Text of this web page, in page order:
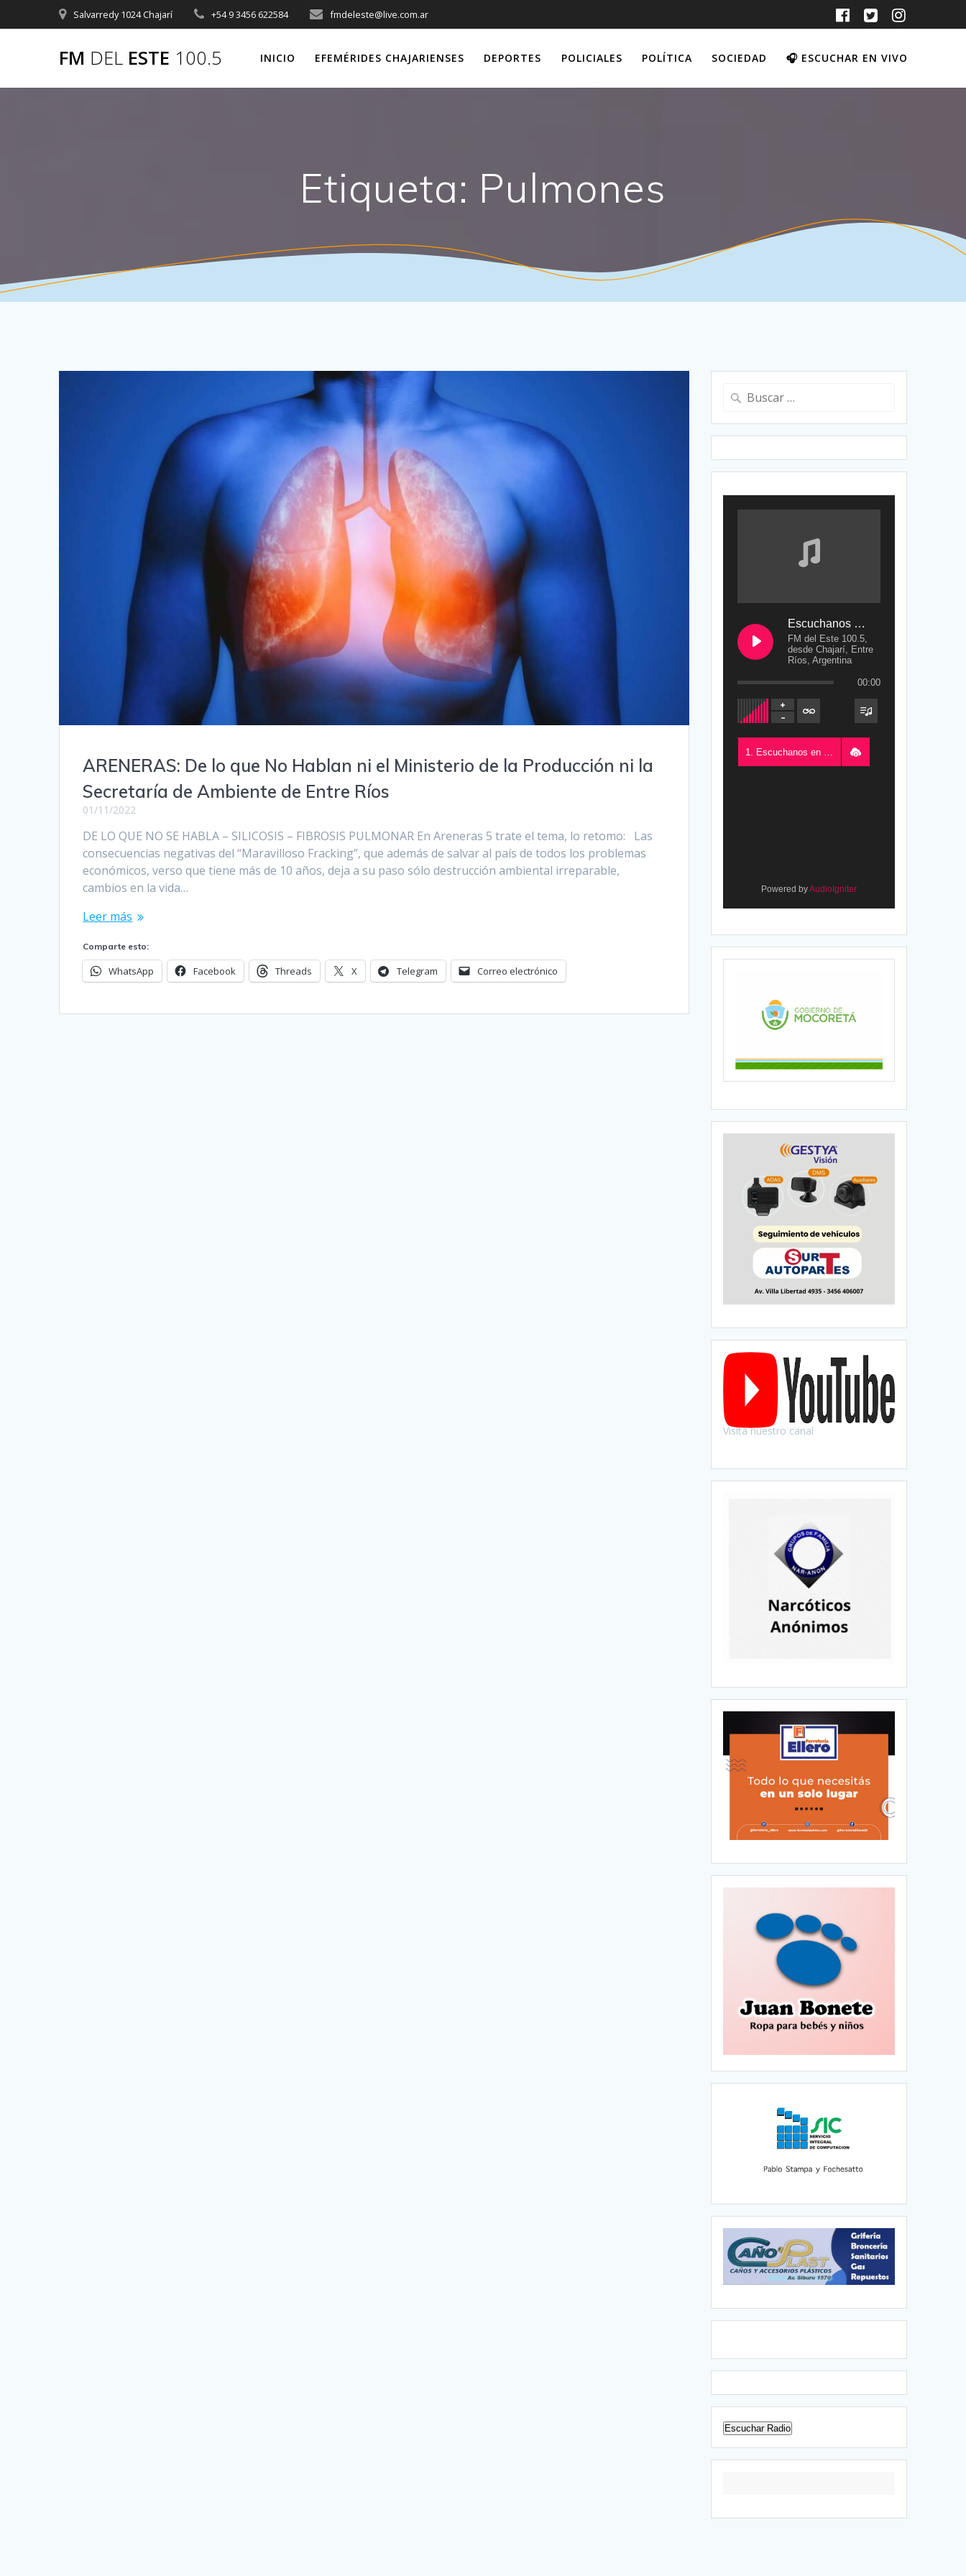
al
Salvarredy 1024 Chajarí +54 9 3456 622584 fmdeleste@live.com.ar
FM DEL ESTE 100.5 INICIO EFEMÉRIDES CHAJARIENSES DEPORTES POLICIALES POLÍTICA SOCIEDAD 🎧 ESCUCHAR EN VIVO
Etiqueta: Pulmones
ARENERAS: De lo que No Hablan ni el Ministerio de la Producción ni la
Secretaría de Ambiente de Entre Ríos
01/11/2022
DE LO QUE NO SE HABLA – SILICOSIS – FIBROSIS PULMONAR En Areneras 5 trate el tema, lo retomo: Las
consecuencias negativas del “Maravilloso Fracking”, que además de salvar al país de todos los problemas
económicos, verso que tiene más de 10 años, deja a su paso sólo destrucción ambiental irreparable,
cambios en la vida…
Leer más
Comparte esto:
WhatsApp Facebook Threads X Telegram Correo electrónico
Buscar:
Escuchanos en Vivo
FM del Este 100.5,
desde Chajarí, Entre
Ríos, Argentina
00:00
1. Escuchanos en Vivo - FM del Este 100.5, desde Chajarí, Entre Ríos, Argentina
Powered byAudioIgniter
Visitá nuestro canal
Escuchar Radio